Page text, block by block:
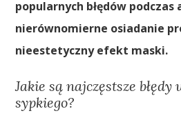
popularnych błędów
nierównomierne osiadanie
nieestetyczny efekt maski.
Jakie są najczęstsze
sypkiego?